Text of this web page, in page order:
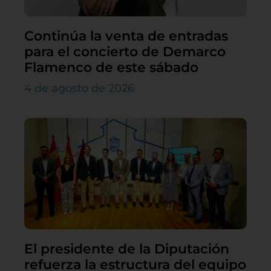
Continúa la venta de entradas
para el concierto de Demarco
Flamenco de este sábado
4 de agosto de 2026
El presidente de la Diputación
refuerza la estructura del equipo